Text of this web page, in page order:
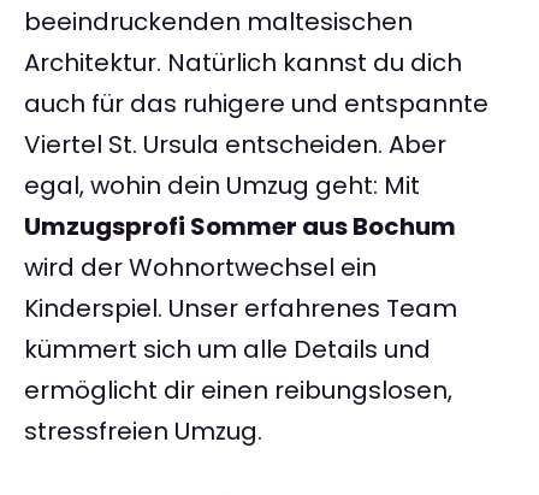
beeindruckenden maltesischen
Architektur. Natürlich kannst du dich
auch für das ruhigere und entspannte
Viertel St. Ursula entscheiden. Aber
egal, wohin dein Umzug geht: Mit
Umzugsprofi Sommer aus Bochum
wird der Wohnortwechsel ein
Kinderspiel. Unser erfahrenes Team
kümmert sich um alle Details und
ermöglicht dir einen reibungslosen,
stressfreien Umzug.